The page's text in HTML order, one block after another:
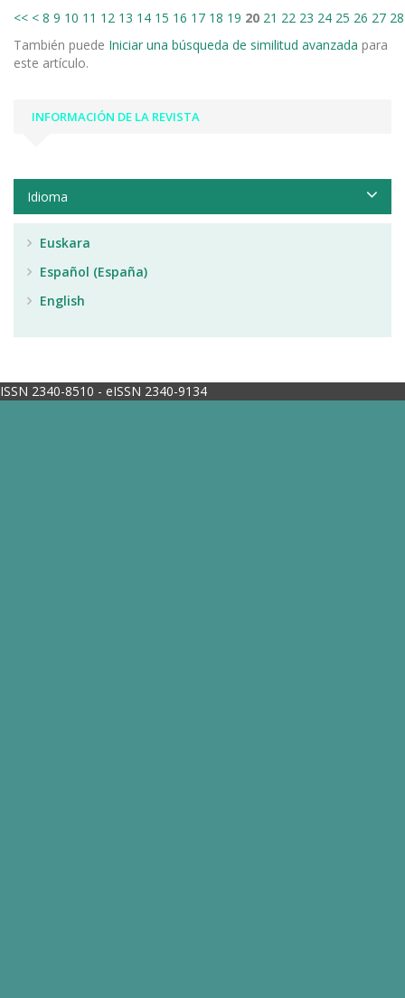
<< < 8 9 10 11 12 13 14 15 16 17 18 19 20 21 22 23 24 25 26 27 28
También puede Iniciar una búsqueda de similitud avanzada para
este artículo.
INFORMACIÓN DE LA REVISTA
Idioma
Euskara
Español (España)
English
ISSN 2340-8510 - eISSN 2340-9134